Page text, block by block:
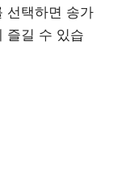
선택하면 송가
즐길 수 있습